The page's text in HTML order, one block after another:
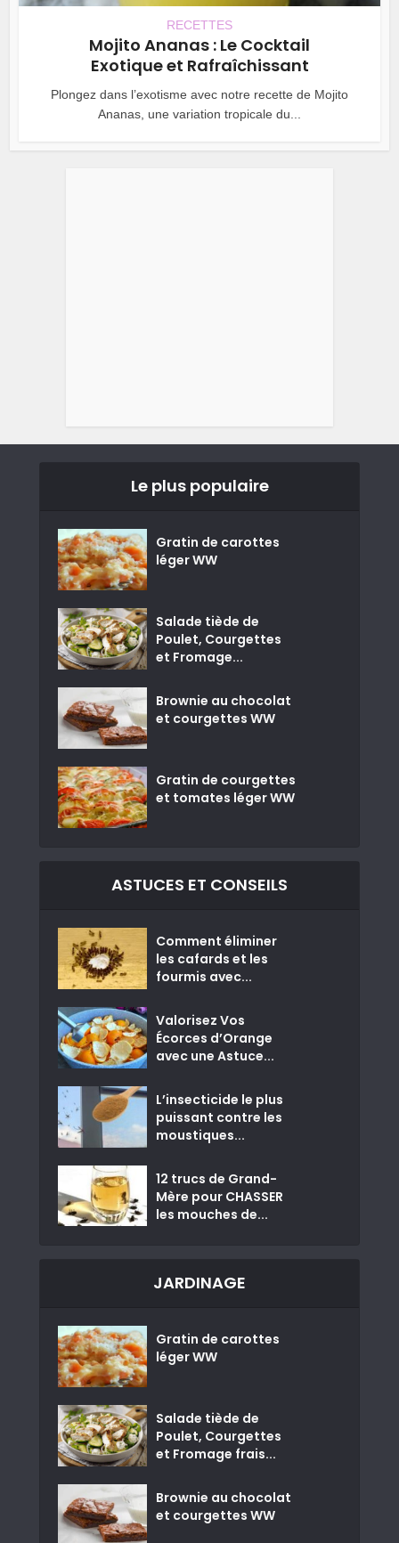
RECETTES
Mojito Ananas : Le Cocktail
Exotique et Rafraîchissant
Plongez dans l’exotisme avec notre recette de Mojito
Ananas, une variation tropicale du...
Le plus populaire
Gratin de carottes
léger WW
Salade tiède de
Poulet, Courgettes
et Fromage...
Brownie au chocolat
et courgettes WW
Gratin de courgettes
et tomates léger WW
ASTUCES ET CONSEILS
Comment éliminer
les cafards et les
fourmis avec...
Valorisez Vos
Écorces d’Orange
avec une Astuce...
L’insecticide le plus
puissant contre les
moustiques...
12 trucs de Grand-
Mère pour CHASSER
les mouches de...
JARDINAGE
Gratin de carottes
léger WW
Salade tiède de
Poulet, Courgettes
et Fromage frais...
Brownie au chocolat
et courgettes WW